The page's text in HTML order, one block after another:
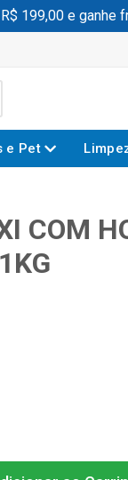
199,00 e ganhe
e Pet
COM